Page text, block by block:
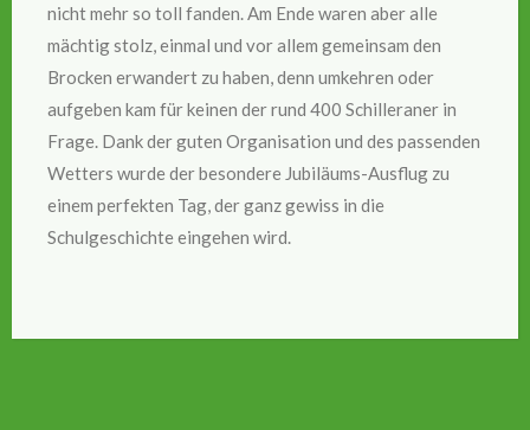
nicht mehr so toll fanden. Am Ende waren aber alle
mächtig stolz, einmal und vor allem gemeinsam den
Brocken erwandert zu haben, denn umkehren oder
aufgeben kam für keinen der rund 400 Schilleraner in
Frage. Dank der guten Organisation und des passenden
Wetters wurde der besondere Jubiläums-Ausflug zu
einem perfekten Tag, der ganz gewiss in die
Schulgeschichte eingehen wird.